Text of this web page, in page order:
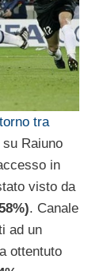
tra
Raiuno
in
visto da
. Canale
ad un
ottentuto